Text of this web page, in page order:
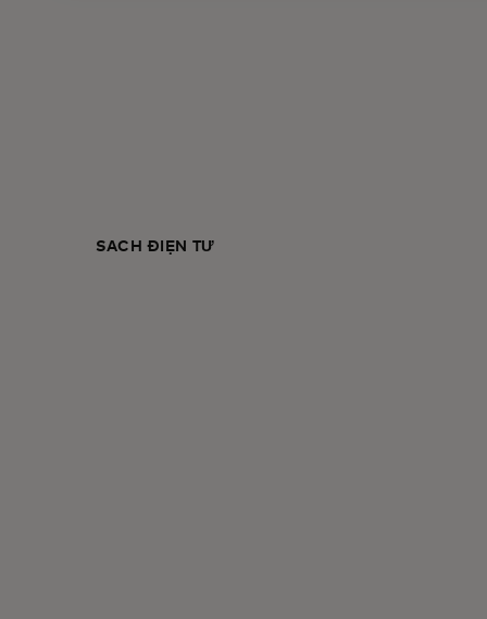
SÁCH ĐIỆN TỬ